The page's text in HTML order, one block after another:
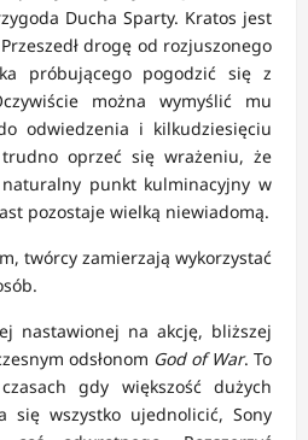
Ducha Sparty. Kratos jest
drogę od rozjuszonego
próbującego pogodzić się z
można wymyślić mu
odwiedzenia i kilkudziesięciu
oprzeć się wrażeniu, że
punkt kulminacyjny w
pozostaje wielką niewiadomą.
twórcy zamierzają wykorzystać
nastawionej na akcję, bliższej
odsłonom God of War. To
gdy większość dużych
się wszystko ujednolicić, Sony